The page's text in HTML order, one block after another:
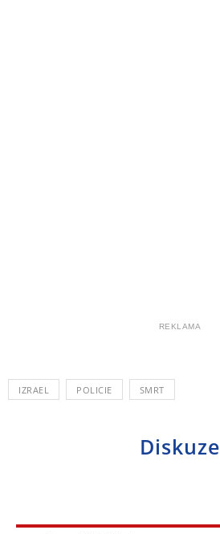
REKLAMA
IZRAEL POLICIE SMRT
Diskuze